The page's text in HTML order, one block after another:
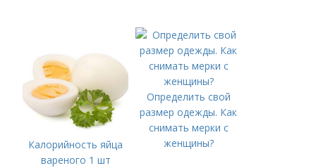
Калорийность яйца
вареного 1 шт
Определить свой
размер одежды. Как
снимать мерки с
женщины?